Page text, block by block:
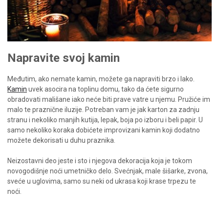
Napravite svoj kamin
Međutim, ako nemate kamin, možete ga napraviti brzo i lako.
Kamin uvek asocira na toplinu domu, tako da ćete sigurno
obradovati mališane iako neće biti prave vatre u njemu. Pružiće im
malo te praznične iluzije. Potreban vam je jak karton za zadnju
stranu i nekoliko manjih kutija, lepak, boja po izboru i beli papir. U
samo nekoliko koraka dobićete improvizani kamin koji dodatno
možete dekorisati u duhu praznika.
Neizostavni deo jeste i sto i njegova dekoracija koja je tokom
novogodišnje noći umetničko delo. Svećnjak, male šišarke, zvona,
sveće u uglovima, samo su neki od ukrasa koji krase trpezu te
noći.